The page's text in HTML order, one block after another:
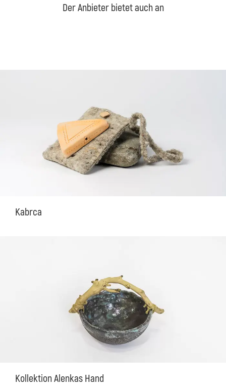
Der Anbieter bietet auch an
Kabrca
Kollektion Alenkas Hand